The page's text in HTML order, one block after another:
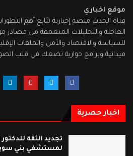
موقع اخباري
قناة الحدث منصة إخبارية تتابع أهم
العاجلة والتحليلات المتعمقة من مصادر
للسياسة والاقتصاد والأمن والملفات
ميدانية وبرامج حوارية تضعك في قلب
اخبار حصرية
تجديد الثقة
لمستشفي بني